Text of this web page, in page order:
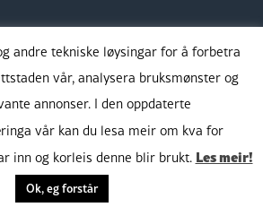
Takk for støtta:
andre tekniske løysingar for å forbetra
vår, analysera bruksmønster og
annonser. I den oppdaterte
vår kan du lesa meir om kva for
inn og korleis denne blir brukt. Les meir!
Ok, eg forstår